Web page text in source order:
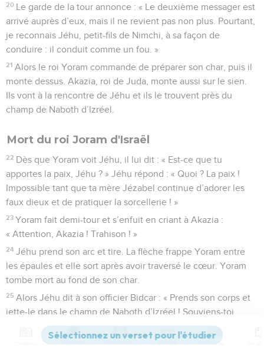
20 Le garde de la tour annonce : « Le deuxième messager est
arrivé auprès d’eux, mais il ne revient pas non plus. Pourtant,
je reconnais Jéhu, petit-fils de Nimchi, à sa façon de
conduire : il conduit comme un fou. »
21 Alors le roi Yoram commande de préparer son char, puis il
monte dessus. Akazia, roi de Juda, monte aussi sur le sien.
Ils vont à la rencontre de Jéhu et ils le trouvent près du
champ de Naboth d’Izréel.
Mort du roi Joram d'Israël
22 Dès que Yoram voit Jéhu, il lui dit : « Est-ce que tu
apportes la paix, Jéhu ? » Jéhu répond : « Quoi ? La paix !
Impossible tant que ta mère Jézabel continue d’adorer les
faux dieux et de pratiquer la sorcellerie ! »
23 Yoram fait demi-tour et s’enfuit en criant à Akazia :
« Attention, Akazia ! Trahison ! »
24 Jéhu prend son arc et tire. La flèche frappe Yoram entre
les épaules et elle sort après avoir traversé le cœur. Yoram
tombe mort au fond de son char.
25 Alors Jéhu dit à son officier Bidcar : « Prends son corps et
jette-le dans le champ de Naboth d’Izréel ! Souviens-toi,
quand toi et moi, nous étions à cheval derrière son père
Akab. Le SEIGNEUR a prononcé cette menace contre Akab :
Versions Commentaires Strong